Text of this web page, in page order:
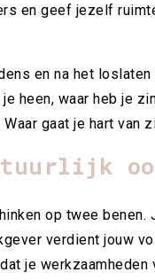
en geef jezelf
en na het
heen, waar heb je
gaat je hart van
ook
op twee benen.
verdient jouw
je